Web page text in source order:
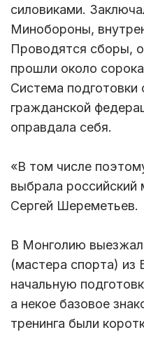
силовиками.
Минобороны,
Проводятся сборы,
прошли около
Система подготовки
гражданской
оправдала себя.
«В том числе
выбрала российский
Сергей Шереметьев.
В Монголию
(мастера спорта) из
начальную
а некое базовое
тренинга были